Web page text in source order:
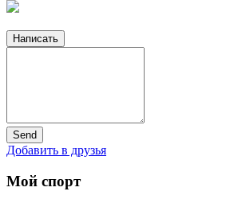
Написать
Send
Добавить в друзья
Мой спорт